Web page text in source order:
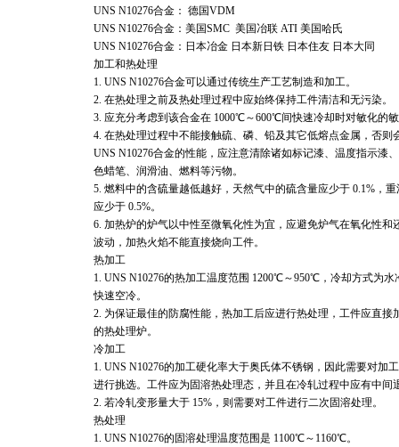
UNS N10276合金： 德国VDM
UNS N10276合金：美国SMC 美国冶联 ATI 美国哈氏
UNS N10276合金：日本冶金 日本新日铁 日本住友 日本大同
加工和热处理
1. UNS N10276合金可以通过传统生产工艺制造和加工。
2. 在热处理之前及热处理过程中应始终保持工件清洁和无污染。
3. 应充分考虑到该合金在 1000℃～600℃间快速冷却时对敏化的
4. 在热处理过程中不能接触硫、磷、铅及其它低熔点金属，否则
UNS N10276合金的性能，应注意清除诸如标记漆、温度指示漆
色蜡笔、润滑油、燃料等污物。
5. 燃料中的含硫量越低越好，天然气中的硫含量应少于 0.1%，
应少于 0.5%。
6. 加热炉的炉气以中性至微氧化性为宜，应避免炉气在氧化性和
波动，加热火焰不能直接烧向工件。
热加工
1. UNS N10276的热加工温度范围 1200℃～950℃，冷却方式为水
快速空冷。
2. 为保证最佳的防腐性能，热加工后应进行热处理，工件应直接
的热处理炉。
冷加工
1. UNS N10276的加工硬化率大于奥氏体不锈钢，因此需要对加
进行挑选。工件应为固溶热处理态，并且在冷轧过程中应有中间
2. 若冷轧变形量大于 15%，则需要对工件进行二次固溶处理。
热处理
1. UNS N10276的固溶处理温度范围是 1100℃～1160℃。